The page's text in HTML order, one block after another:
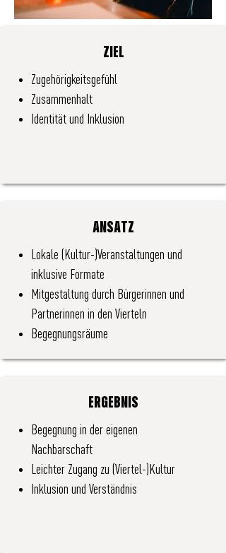
ZIEL
Zugehörigkeitsgefühl
Zusammenhalt
Identität und Inklusion
ANSATZ
Lokale (Kultur-)Veranstaltungen und
inklusive Formate
Mitgestaltung durch Bürgerinnen und
Partnerinnen in den Vierteln
Begegnungsräume
ERGEBNIS
Begegnung in der eigenen
Nachbarschaft
Leichter Zugang zu (Viertel-)Kultur
Inklusion und Verständnis